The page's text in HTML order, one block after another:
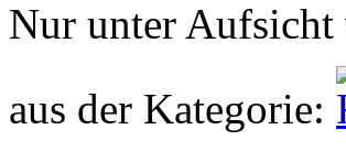
Nur unter Aufsicht
aus der Kategorie: